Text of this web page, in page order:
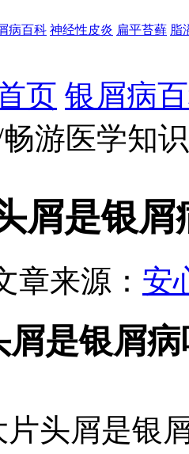
病百科 神经性皮炎 扁平苔藓 脂
页 银屑病
游医学知
屑是银屑
章来源： 安
屑是银屑
片头屑是银